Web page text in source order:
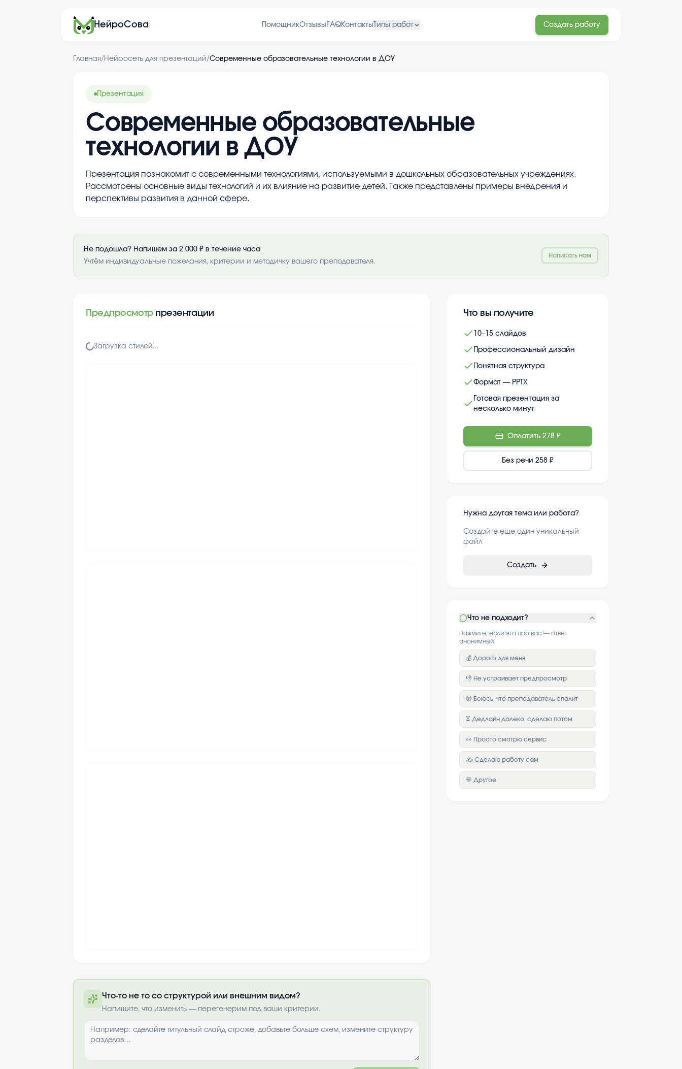
НейроСова ПомощникОтзывы FAQКонтакты Типы работ Создать работу
Главная/ Нейросеть для презентаций/Современные образовательные технологии в ДОУ
Презентация
Современные образовательные
технологии в ДОУ
Презентация познакомит с современными технологиями, используемыми в дошкольных образовательных учреждениях.
Рассмотрены основные виды технологий и их влияние на развитие детей. Также представлены примеры внедрения и
перспективы развития в данной сфере.
Не подошла? Напишем за 2 000 ₽ в течение часа
Учтём индивидуальные пожелания, критерии и методичку вашего преподавателя.
Написать нам
Предпросмотр презентации
Загрузка стилей...
Полную презентацию можно получить по
почте после оплаты
Выбрать опции
Что-то не то со структурой или внешним видом?
Напишите, что изменить — перегенерим под ваши критерии.
Что вы получите
10–15 слайдов
Профессиональный дизайн
Понятная структура
Формат — PPTX
Готовая презентация за
несколько минут
Оплатить 278 ₽
Без речи 258 ₽
Нужна другая тема или работа?
Создайте еще один уникальный
файл
Создать
Что не подходит?
Нажмите, если это про вас — ответ
анонимный
💰 Дорого для меня
👎 Не устраивает предпросмотр
🫣 Боюсь, что преподаватель спалит
⏳ Дедлайн далеко, сделаю потом
👀 Просто смотрю сервис
✍️ Сделаю работу сам
💬 Другое